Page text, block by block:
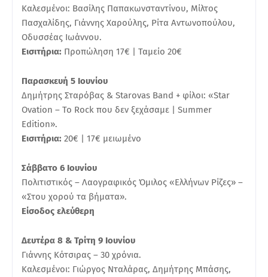
Καλεσμένοι: Βασίλης Παπακωνσταντίνου, Μίλτος
Πασχαλίδης, Γιάννης Χαρούλης, Ρίτα Αντωνοπούλου,
Οδυσσέας Ιωάννου.
Εισιτήρια: Προπώληση 17€ | Ταμείο 20€
Παρασκευή 5 Ιουνίου
Δημήτρης Σταρόβας & Starovas Band + φίλοι: «Star
Ovation – Το Rock που δεν ξεχάσαμε | Summer
Edition».
Εισιτήρια: 20€ | 17€ μειωμένο
Σάββατο 6 Ιουνίου
Πολιτιστικός – Λαογραφικός Όμιλος «Ελλήνων Ρίζες» –
«Στου χορού τα βήματα».
Είσοδος ελεύθερη
Δευτέρα 8 & Τρίτη 9 Ιουνίου
Γιάννης Κότσιρας – 30 χρόνια.
Καλεσμένοι: Γιώργος Νταλάρας, Δημήτρης Μπάσης,